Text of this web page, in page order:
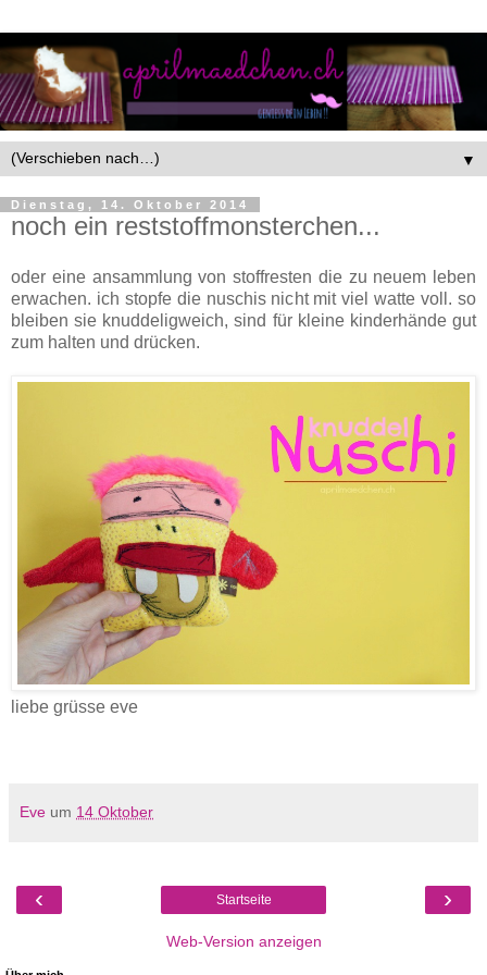
▼
Dienstag, 14. Oktober 2014
noch ein reststoffmonsterchen...
oder eine ansammlung von stoffresten die zu neuem leben
erwachen. ich stopfe die nuschis nicht mit viel watte voll. so
bleiben sie knuddeligweich, sind für kleine kinderhände gut
zum halten und drücken.
liebe grüsse eve
Eve um 14 Oktober
‹ ›
Startseite
Web-Version anzeigen